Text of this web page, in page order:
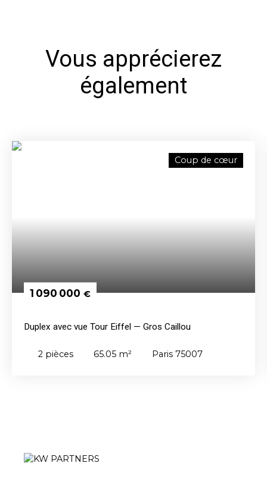
Vous apprécierez
également
Coup de cœur
1 090 000 €
Duplex avec vue Tour Eiffel — Gros Caillou
2 pièces 65.05 m² Paris 75007